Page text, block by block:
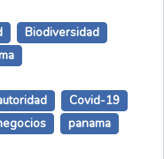
Biodiversidad
Covid-19
panama